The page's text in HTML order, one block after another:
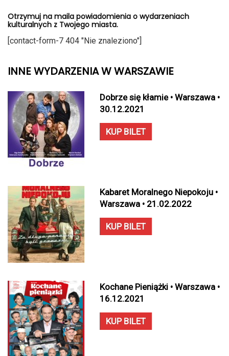
Otrzymuj na maila powiadomienia o wydarzeniach
kulturalnych z Twojego miasta.
[contact-form-7 404 "Nie znaleziono"]
INNE WYDARZENIA W WARSZAWIE
Dobrze się kłamie • Warszawa •
30.12.2021
KUP BILET
Kabaret Moralnego Niepokoju •
Warszawa • 21.02.2022
KUP BILET
Kochane Pieniążki • Warszawa •
16.12.2021
KUP BILET